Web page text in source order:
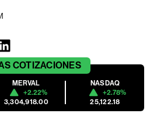
COTIZACIONES
MERVAL
+2.22%
3,304,918.00
NASDAQ
+2.78%
25,122.18